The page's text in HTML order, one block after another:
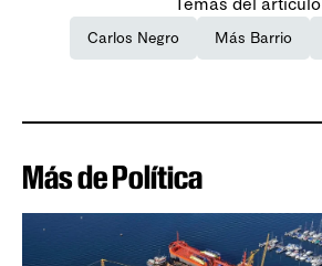
Carlos Negro Más Barrio
Más de Política